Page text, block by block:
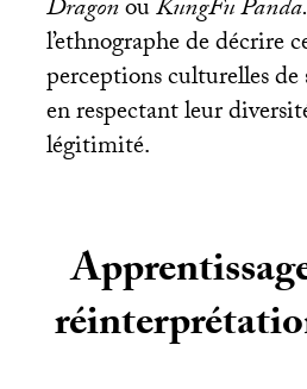
DragonouKungFu Panda.
l’ethnographe de décrire
perceptions culturelles de
en respectant leur
légitimité.